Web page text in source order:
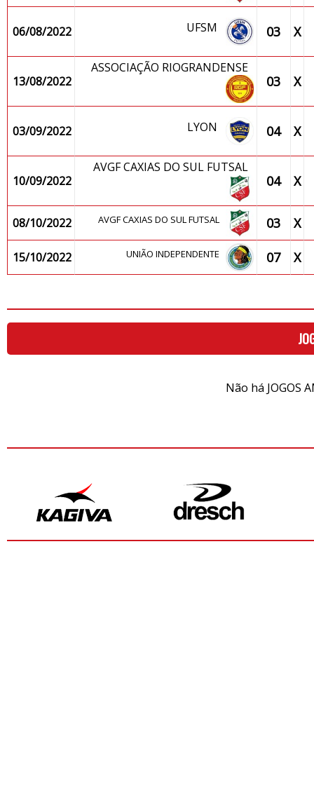
06/08/2022 UFSM 03 X
13/08/2022
ASSOCIAÇÃO RIOGRANDENSE
03 X
03/09/2022 LYON 04 X
10/09/2022
AVGF CAXIAS DO SUL FUTSAL
04 X
08/10/2022 AVGF CAXIAS DO SUL FUTSAL 03 X
15/10/2022 UNIÃO INDEPENDENTE 07 X
Não há JOGOS